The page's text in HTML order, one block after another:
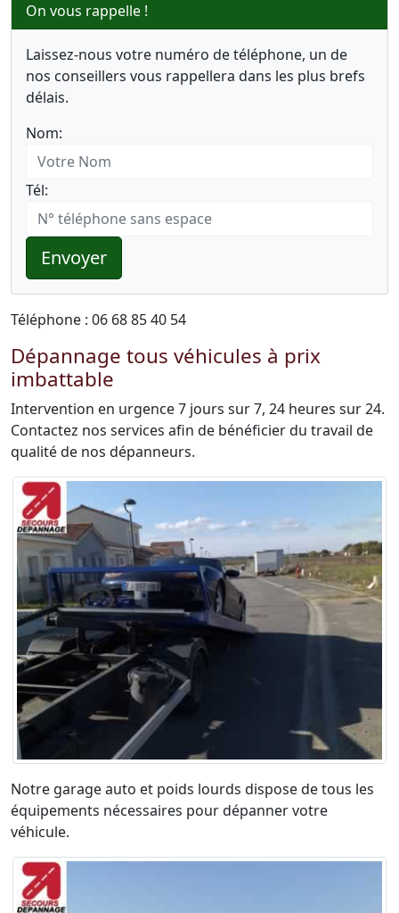
On vous rappelle !
Laissez-nous votre numéro de téléphone, un de
nos conseillers vous rappellera dans les plus brefs
délais.
Nom:
Tél:
Envoyer
Téléphone : 06 68 85 40 54
Dépannage tous véhicules à prix
imbattable
Intervention en urgence 7 jours sur 7, 24 heures sur 24.
Contactez nos services afin de bénéficier du travail de
qualité de nos dépanneurs.
Notre garage auto et poids lourds dispose de tous les
équipements nécessaires pour dépanner votre
véhicule.